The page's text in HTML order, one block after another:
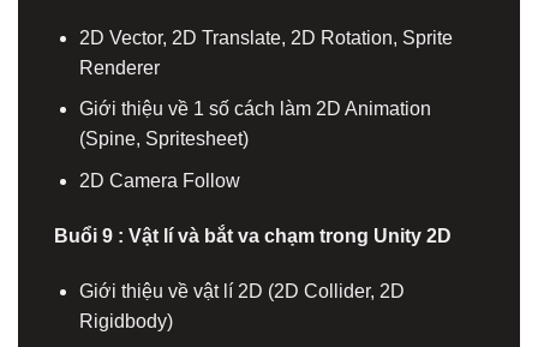
2D Vector, 2D Translate, 2D Rotation, Sprite
Renderer
Giới thiệu về 1 số cách làm 2D Animation
(Spine, Spritesheet)
2D Camera Follow
Buổi 9 : Vật lí và bắt va chạm trong Unity 2D
Giới thiệu về vật lí 2D (2D Collider, 2D
Rigidbody)